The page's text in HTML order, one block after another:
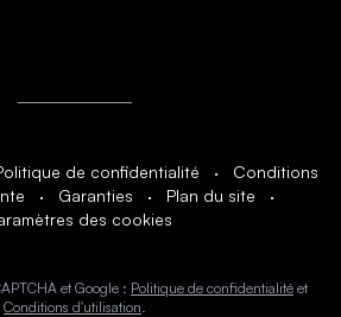
de confidentialité ·
Conditions
· Garanties · Plan du site
·
des cookies
et Google : Politique de confidentialité et
Conditions d'utilisation.